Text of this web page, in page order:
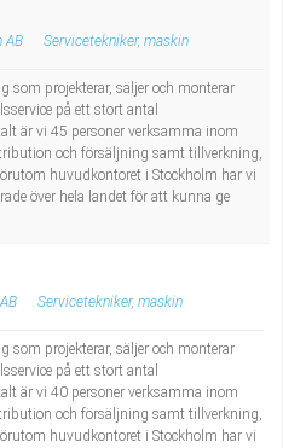
AB Servicetekniker, maskin
som projekterar, säljer och monterar
på ett stort antal
är vi 45 personer verksamma inom
och försäljning samt tillverkning,
huvudkontoret i Stockholm har vi
över hela landet för att kunna ge
Servicetekniker, maskin
som projekterar, säljer och monterar
på ett stort antal
är vi 40 personer verksamma inom
och försäljning samt tillverkning,
huvudkontoret i Stockholm har vi